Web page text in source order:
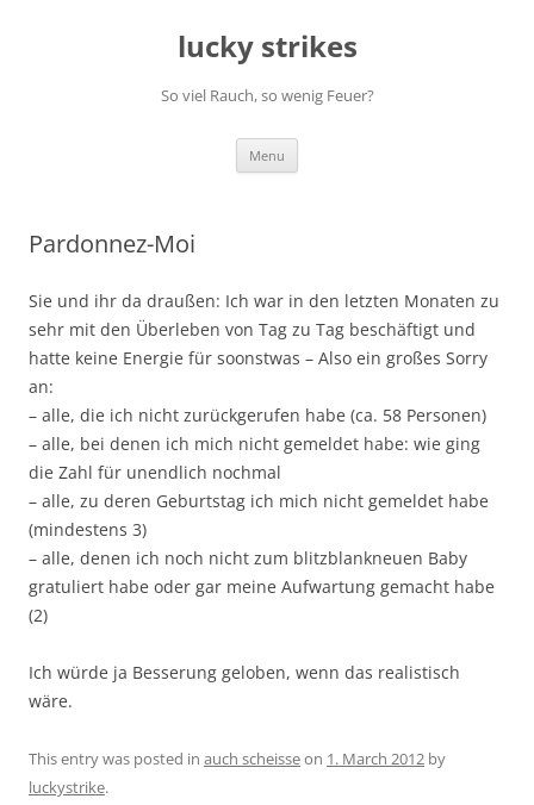
lucky strikes
So viel Rauch, so wenig Feuer?
Menu
Pardonnez-Moi
Sie und ihr da draußen: Ich war in den letzten Monaten zu
sehr mit den Überleben von Tag zu Tag beschäftigt und
hatte keine Energie für soonstwas – Also ein großes Sorry
an:
– alle, die ich nicht zurückgerufen habe (ca. 58 Personen)
– alle, bei denen ich mich nicht gemeldet habe: wie ging
die Zahl für unendlich nochmal
– alle, zu deren Geburtstag ich mich nicht gemeldet habe
(mindestens 3)
– alle, denen ich noch nicht zum blitzblankneuen Baby
gratuliert habe oder gar meine Aufwartung gemacht habe
(2)
Ich würde ja Besserung geloben, wenn das realistisch
wäre.
This entry was posted in auch scheisseon 1. March 2012 by
luckystrike.